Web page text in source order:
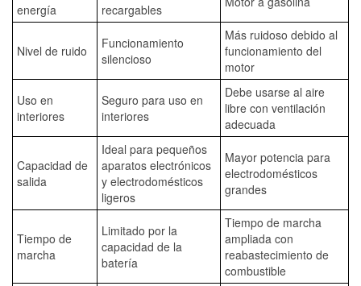
energía
recargables
Nivel de ruido
Funcionamiento
silencioso
Más ruidoso debido al
funcionamiento del
motor
Uso en
interiores
Seguro para uso en
interiores
Debe usarse al aire
libre con ventilación
adecuada
Capacidad de
salida
Ideal para pequeños
aparatos electrónicos
y electrodomésticos
ligeros
Mayor potencia para
electrodomésticos
grandes
Tiempo de
marcha
Limitado por la
capacidad de la
batería
Tiempo de marcha
ampliada con
reabastecimiento de
combustible